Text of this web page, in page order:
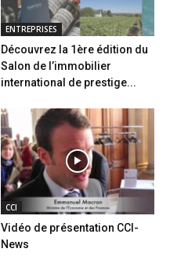
ENTREPRISES
Découvrez la 1ère édition du
Salon de l’immobilier
international de prestige...
CCI
Vidéo de présentation CCI-
News